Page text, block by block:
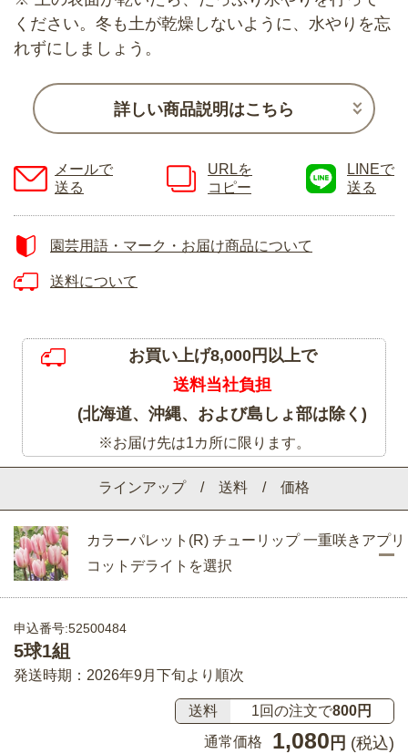
ラインアップ / 送料 / 価格
カラーパレット(R) チューリップ 一重咲きアプリ
コットデライトを選択
申込番号:52500484
5球1組
発送時期：2026年9月下旬より順次
送料 1回の注文で800円
通常価格
1,080 円 (税込)
ください。冬も土が乾燥しないように、水やりを忘
れずにしましょう。
詳しい商品説明はこちら
メールで
送る
URLを
コピー
LINEで
送る
園芸用語・マーク・お届け商品について
送料について
お買い上げ8,000円以上で
送料当社負担
(北海道、沖縄、および島しょ部は除く)
※お届け先は1カ所に限ります。